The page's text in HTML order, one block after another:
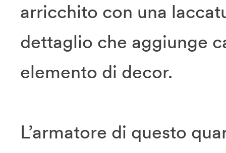
arricchito con una
dettaglio che aggiunge
elemento di decor.
L’armatore di questo